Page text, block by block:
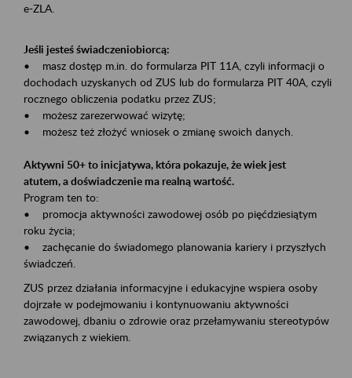
e-ZLA.
Jeśli jesteś świadczeniobiorcą:
• masz dostęp m.in. do formularza PIT 11A, czyli informacji o
dochodach uzyskanych od ZUS lub do formularza PIT 40A, czyli
rocznego obliczenia podatku przez ZUS;
• możesz zarezerwować wizytę;
• możesz też złożyć wniosek o zmianę swoich danych.
Aktywni 50+ to inicjatywa, która pokazuje, że wiek jest
atutem, a doświadczenie ma realną wartość.
Program ten to:
• promocja aktywności zawodowej osób po pięćdziesiątym
roku życia;
• zachęcanie do świadomego planowania kariery i przyszłych
świadczeń.
ZUS przez działania informacyjne i edukacyjne wspiera osoby
dojrzałe w podejmowaniu i kontynuowaniu aktywności
zawodowej, dbaniu o zdrowie oraz przełamywaniu stereotypów
związanych z wiekiem.